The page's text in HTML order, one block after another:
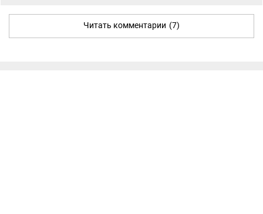
Читать комментарии (7)